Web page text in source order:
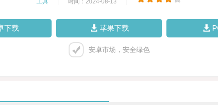
下载 苹果下载
安卓市场，安全绿色